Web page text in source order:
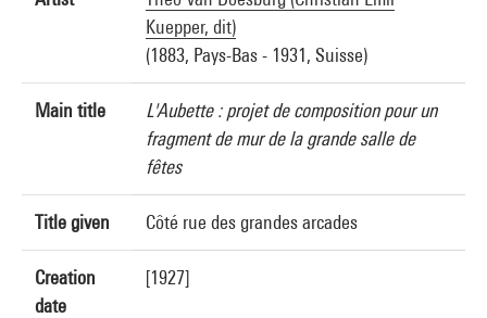
Kuepper, dit)
(1883, Pays-Bas - 1931, Suisse)
Main title
L'Aubette : projet de composition pour un
fragment de mur de la grande salle de
fêtes
Title given Côté rue des grandes arcades
Creation
date
[1927]